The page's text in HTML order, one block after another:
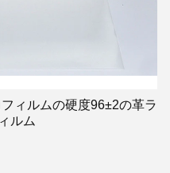
ィルムの硬度96±2の革ラ
ルム